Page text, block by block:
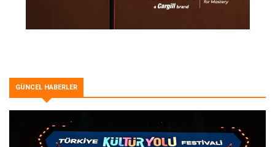
GÜNCEL HABERLER